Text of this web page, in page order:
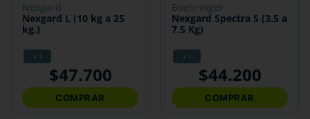
nexgard
Nexgard L (10 kg a 25
kg.)
x 1
$47.700
COMPRAR
boehringer
Nexgard Spectra S (3.5 a
7.5 Kg)
x 1
$44.200
COMPRAR